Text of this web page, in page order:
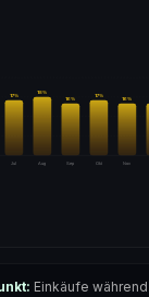
Jul
17%
Aug
18%
Sep
16%
Okt
17%
Nov
16%
Einkäufe